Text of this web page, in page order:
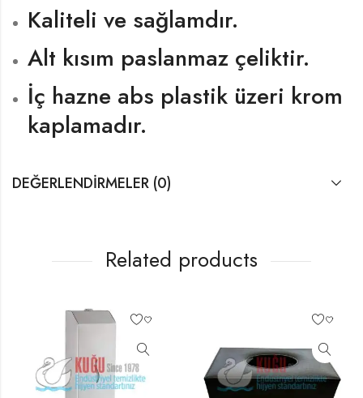
Kaliteli ve sağlamdır.
Alt kısım paslanmaz çeliktir.
İç hazne abs plastik üzeri krom
kaplamadır.
DEĞERLENDIRMELER (0)
Related products